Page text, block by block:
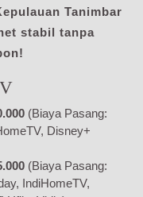
Tanimbar
stabil tanpa
(Biaya Pasang:
Disney+
(Biaya Pasang:
IndiHomeTV,